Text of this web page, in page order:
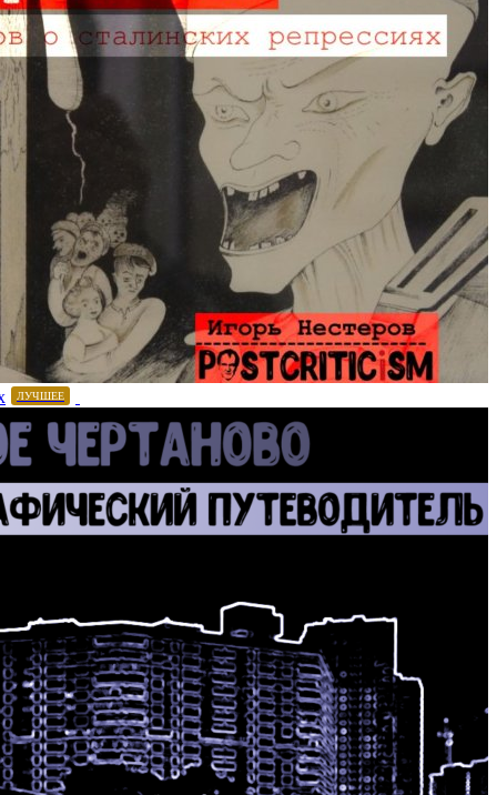
ЛУЧШЕЕ